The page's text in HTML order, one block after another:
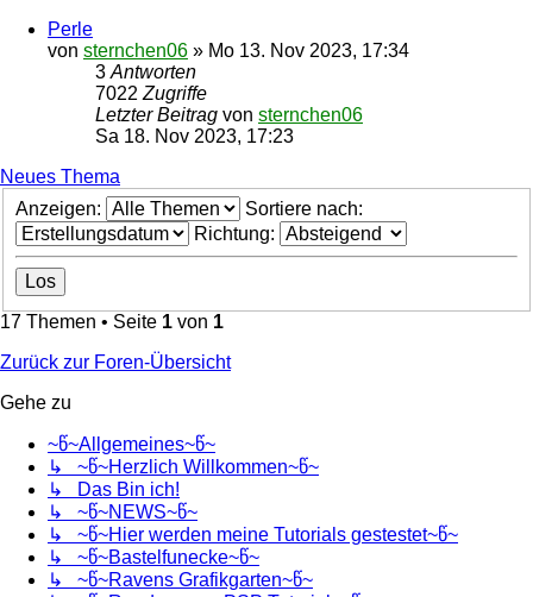
Perle
von sternchen06 » Mo 13. Nov 2023, 17:34
3 Antworten
7022 Zugriffe
Letzter Beitrag von sternchen06
Sa 18. Nov 2023, 17:23
Neues Thema
Anzeigen:
Sortiere nach:
Richtung:
17 Themen • Seite 1 von 1
Zurück zur Foren-Übersicht
Gehe zu
~წ~Allgemeines~წ~
↳ ~წ~Herzlich Willkommen~წ~
↳ Das Bin ich!
↳ ~წ~NEWS~წ~
↳ ~წ~Hier werden meine Tutorials gestestet~წ~
↳ ~წ~Bastelfunecke~წ~
↳ ~წ~Ravens Grafikgarten~წ~